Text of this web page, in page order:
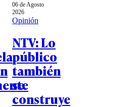
06 de Agosto
2026
Opinión
NTV: Lo
público
también
se
construye